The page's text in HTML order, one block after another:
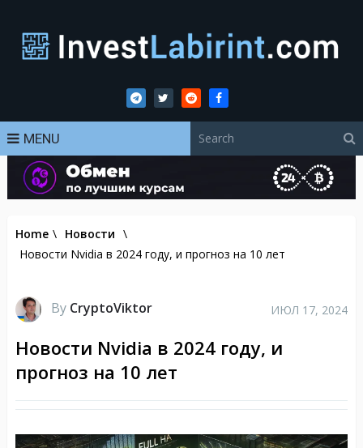
MENU
Home \ Новости \
Новости Nvidia в 2024 году, и прогноз на 10 лет
By CryptoViktor ИЮЛ 17, 2024
Новости Nvidia в 2024 году, и
прогноз на 10 лет